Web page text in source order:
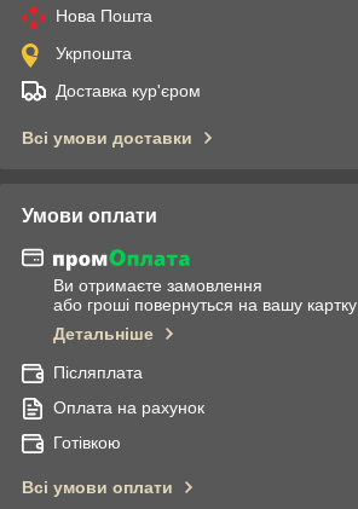
Нова Пошта
Укрпошта
Доставка кур'єром
Всі умови доставки
Умови оплати
Ви отримаєте замовлення
або гроші повернуться на вашу картку
Детальніше
Післяплата
Оплата на рахунок
Готівкою
Всі умови оплати